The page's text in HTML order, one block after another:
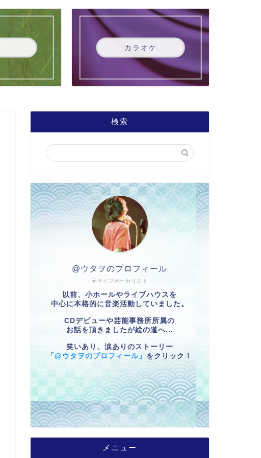
カラオケ
検索
元ライブボーカリスト
@ウタヲのプロフィール
以前、小ホールやライブハウスを
中心に本格的に音楽活動していました。
CDデビューや芸能事務所所属の
お話を頂きましたが絵の道へ...
笑いあり、涙ありのストーリー
「@ウタヲのプロフィール」 をクリック！
メニュー